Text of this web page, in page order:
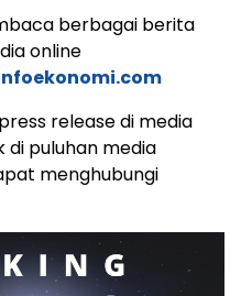
berbagai berita
online
release di media
di puluhan media
menghubungi